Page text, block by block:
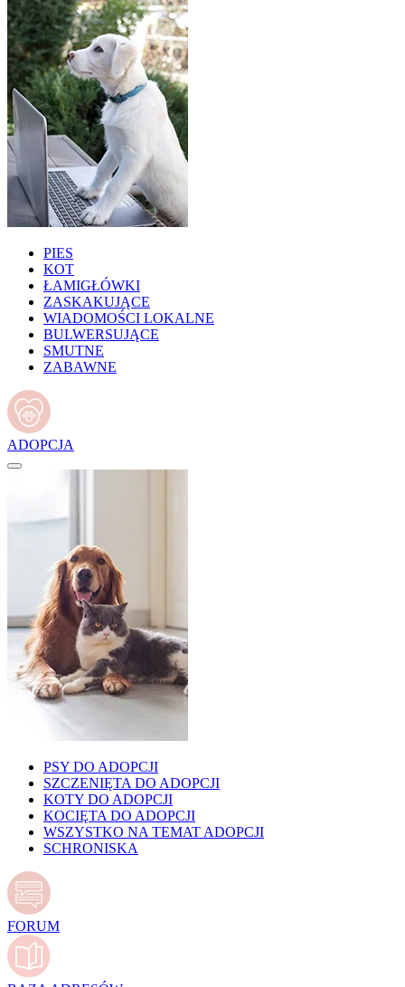
PIES
KOT
ŁAMIGŁÓWKI
ZASKAKUJĄCE
WIADOMOŚCI LOKALNE
BULWERSUJĄCE
SMUTNE
ZABAWNE
ADOPCJA
PSY DO ADOPCJI
SZCZENIĘTA DO ADOPCJI
KOTY DO ADOPCJI
KOCIĘTA DO ADOPCJI
WSZYSTKO NA TEMAT ADOPCJI
SCHRONISKA
FORUM